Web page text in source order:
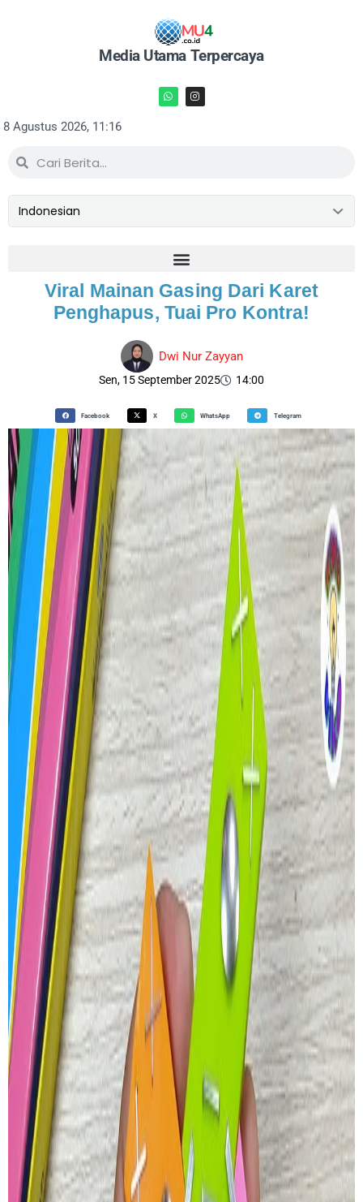
Media Utama Terpercaya
8 Agustus 2026, 11:16
Viral Mainan Gasing Dari Karet
Penghapus, Tuai Pro Kontra!
Dwi Nur Zayyan
Sen, 15 September 2025 14:00
Facebook X WhatsApp Telegram